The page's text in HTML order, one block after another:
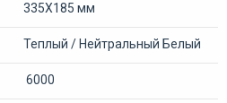
335X185 мм
Теплый / Нейтральный Белый
6000